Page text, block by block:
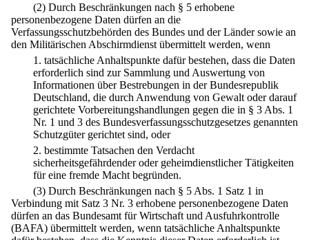
(2) Durch Beschränkungen nach § 5 erhobene
personenbezogene Daten dürfen an die
Verfassungsschutzbehörden des Bundes und der Länder sowie an
den Militärischen Abschirmdienst übermittelt werden, wenn
1. tatsächliche Anhaltspunkte dafür bestehen, dass die Daten
erforderlich sind zur Sammlung und Auswertung von
Informationen über Bestrebungen in der Bundesrepublik
Deutschland, die durch Anwendung von Gewalt oder darauf
gerichtete Vorbereitungshandlungen gegen die in § 3 Abs. 1
Nr. 1 und 3 des Bundesverfassungsschutzgesetzes genannten
Schutzgüter gerichtet sind, oder
2. bestimmte Tatsachen den Verdacht
sicherheitsgefährdender oder geheimdienstlicher Tätigkeiten
für eine fremde Macht begründen.
(3) Durch Beschränkungen nach § 5 Abs. 1 Satz 1 in
Verbindung mit Satz 3 Nr. 3 erhobene personenbezogene Daten
dürfen an das Bundesamt für Wirtschaft und Ausfuhrkontrolle
(BAFA) übermittelt werden, wenn tatsächliche Anhaltspunkte